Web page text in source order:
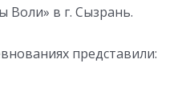
Воли» в г. Сызрань.
представили: